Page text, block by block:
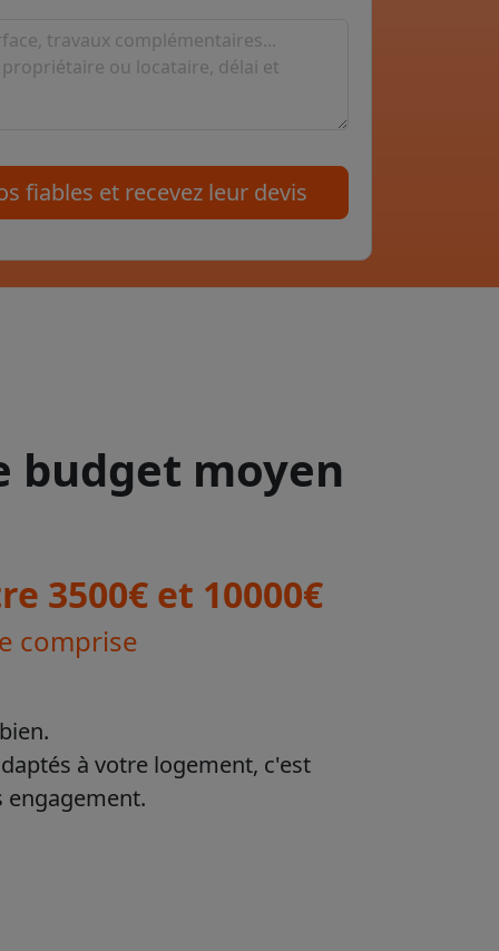
fiables et recevez leur devis
budget moyen
3500€ et 10000€
comprise
à votre logement, c'est
engagement.